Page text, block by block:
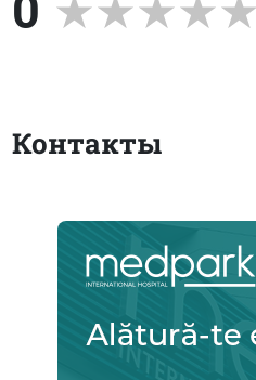
Контакты